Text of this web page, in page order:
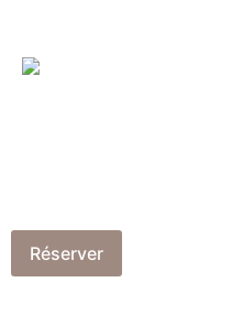
Réserver